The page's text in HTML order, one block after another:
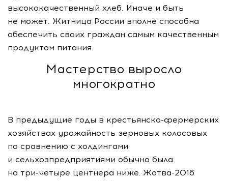
высококачественный хлеб. Иначе и быть
не может. Житница России вполне способна
обеспечить своих граждан самым качественным
продуктом питания.
Мастерство выросло
многократно
В предыдущие годы в крестьянско-фермерских
хозяйствах урожайность зерновых колосовых
по сравнению с холдингами
и сельхозпредприятиями обычно была
на три-четыре центнера ниже. Жатва-2016